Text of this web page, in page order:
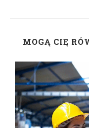
MOGĄ CIĘ